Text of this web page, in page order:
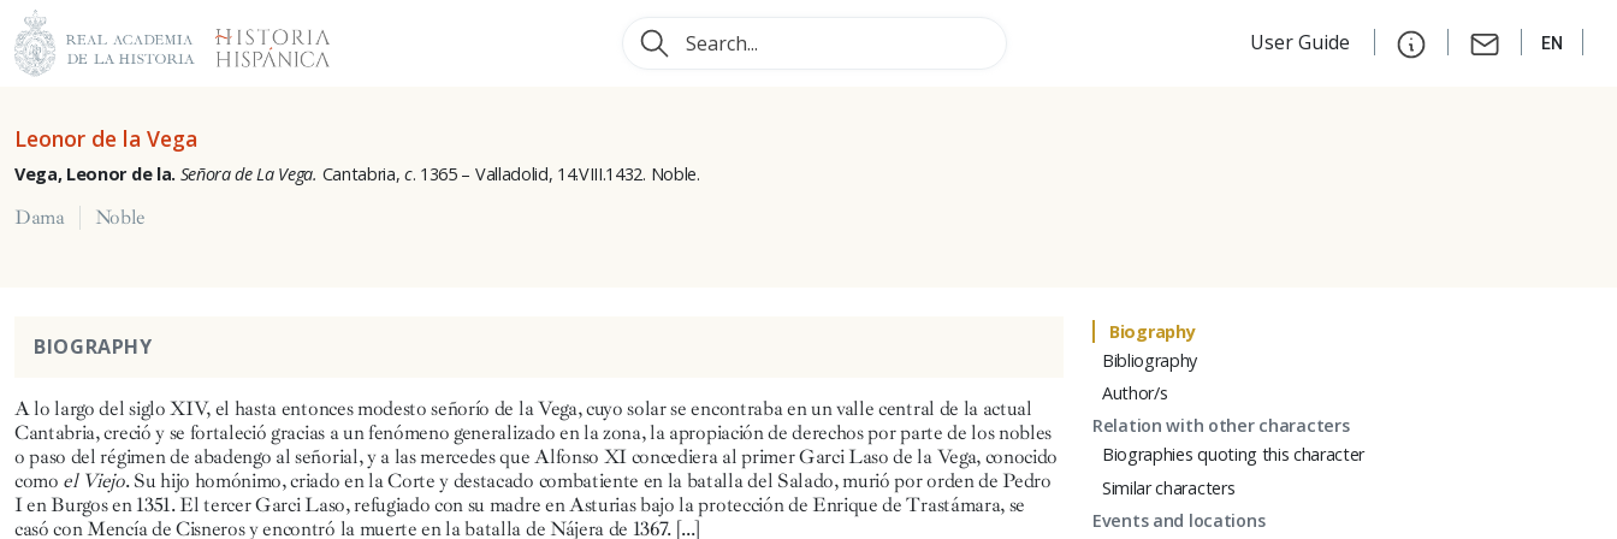
User Guide EN
Leonor de la Vega
Vega, Leonor de la. Señora de La Vega. Cantabria,c. 1365 – Valladolid, 14.VIII.1432. Noble.
Dama Noble
BIOGRAPHY
A lo largo del siglo XIV, el hasta entonces modesto señorío de la Vega, cuyo solar se encontraba en un valle central de la actual
Cantabria, creció y se fortaleció gracias a un fenómeno generalizado en la zona, la apropiación de derechos por parte de los nobles
o paso del régimen de abadengo al señorial, y a las mercedes que Alfonso XI concediera al primer Garci Laso de la Vega, conocido
como el Viejo. Su hijo homónimo, criado en la Corte y destacado combatiente en la batalla del Salado, murió por orden de Pedro
I en Burgos en 1351. El tercer Garci Laso, refugiado con su madre en Asturias bajo la protección de Enrique de Trastámara, se
casó con Mencía de Cisneros y encontró la muerte en la batalla de Nájera de 1367. [...]
Biography
Bibliography
Author/s
Relation with other characters
Biographies quoting this character
Similar characters
Events and locations